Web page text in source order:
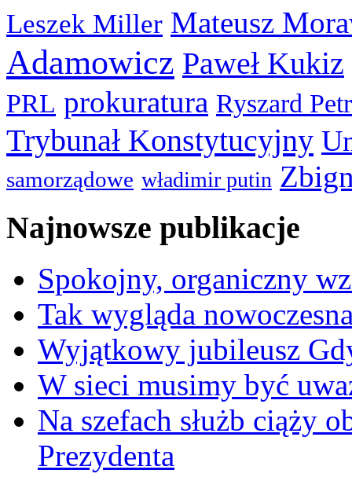
Leszek Miller Mateusz
Adamowicz Paweł Kukiz
PRL prokuratura Ryszard
Trybunał Konstytucyjny
samorządowe władimir putin
Najnowsze publikacje
Spokojny, organiczny
Tak wygląda
Wyjątkowy jubileusz
W sieci musimy być
Na szefach służb ciąży
Prezydenta